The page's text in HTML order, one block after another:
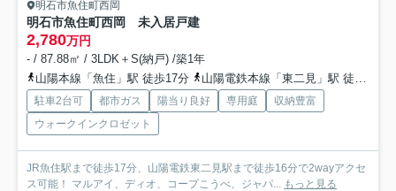
明石市魚住町西岡
明石市魚住町西岡 未入居戸建
2,780万円
- / 87.88㎡ / 3LDK＋S(納戸) /築1年
山陽本線「魚住」駅 徒歩17分
山陽電鉄本線「東二見」駅 徒歩16分
駐車2台可 都市ガス 陽当り良好 専用庭
収納豊富
ウォークインクロゼット
JR魚住駅まで徒歩17分、山陽電鉄東二見駅まで徒歩16分で2wayアクセ
ス可能！ マルアイ、ディオ、コープこうべ、ジャパ...
もっと見る